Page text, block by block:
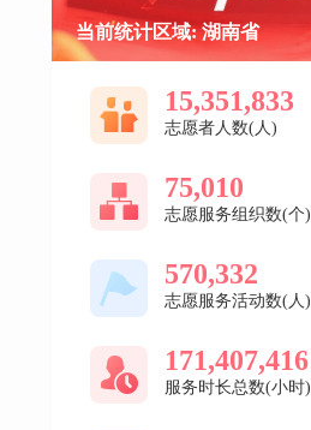
当前统计区域: 湖南省
15,351,833
志愿者人数(人)
75,010
志愿服务组织数(个)
570,332
志愿服务活动数(人)
171,407,416
服务时长总数(小时)